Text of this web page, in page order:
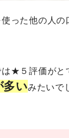
った他の人の
★５評価がと
多いみたいで